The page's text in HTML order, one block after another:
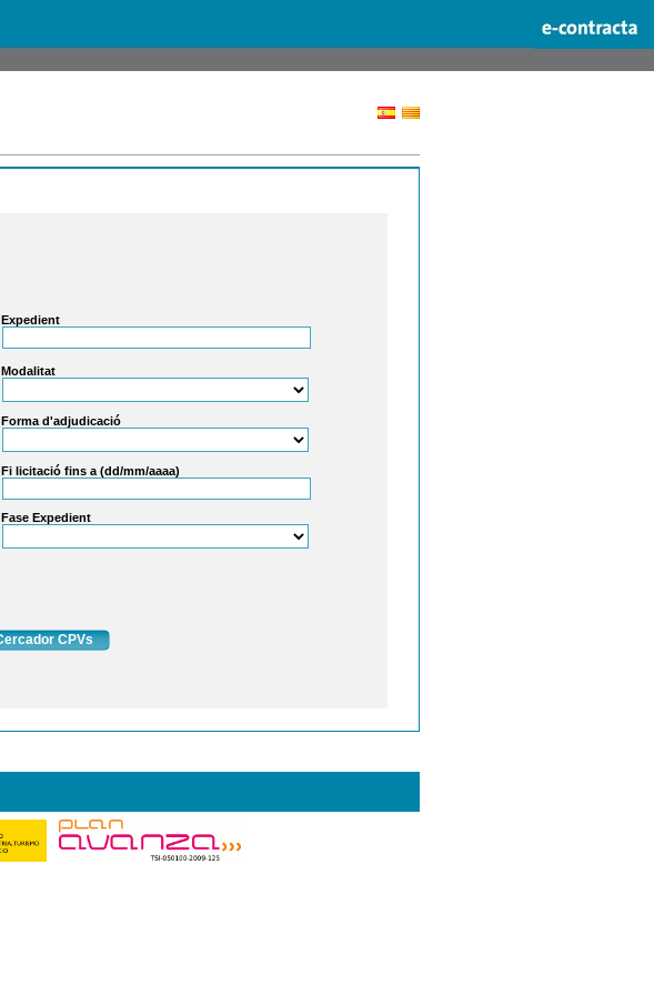
Expedient
Modalitat
Forma d'adjudicació
Fi licitació fins a (dd/mm/aaaa)
Fase Expedient